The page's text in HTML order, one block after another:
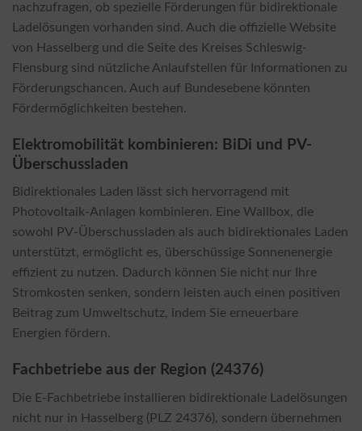
nachzufragen, ob spezielle Förderungen für bidirektionale
Ladelösungen vorhanden sind. Auch die offizielle Website
von Hasselberg und die Seite des Kreises Schleswig-
Flensburg sind nützliche Anlaufstellen für Informationen zu
Förderungschancen. Auch auf Bundesebene könnten
Fördermöglichkeiten bestehen.
Elektromobilität kombinieren: BiDi und PV-
Überschussladen
Bidirektionales Laden lässt sich hervorragend mit
Photovoltaik-Anlagen kombinieren. Eine Wallbox, die
sowohl PV-Überschussladen als auch bidirektionales Laden
unterstützt, ermöglicht es, überschüssige Sonnenenergie
effizient zu nutzen. Dadurch können Sie nicht nur Ihre
Stromkosten senken, sondern leisten auch einen positiven
Beitrag zum Umweltschutz, indem Sie erneuerbare
Energien fördern.
Fachbetriebe aus der Region (24376)
Die E-Fachbetriebe installieren bidirektionale Ladelösungen
nicht nur in Hasselberg (PLZ 24376), sondern übernehmen